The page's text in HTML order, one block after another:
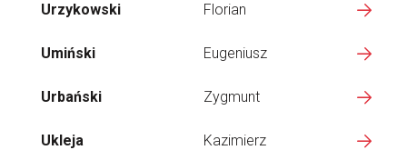
Urzykowski Florian
Umiński Eugeniusz
Urbański Zygmunt
Ukleja Kazimierz